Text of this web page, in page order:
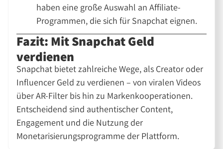
haben eine große Auswahl an Affiliate-
Programmen, die sich für Snapchat eignen.
Fazit: Mit Snapchat Geld
verdienen
Snapchat bietet zahlreiche Wege, als Creator oder
Influencer Geld zu verdienen – von viralen Videos
über AR-Filter bis hin zu Markenkooperationen.
Entscheidend sind authentischer Content,
Engagement und die Nutzung der
Monetarisierungsprogramme der Plattform.